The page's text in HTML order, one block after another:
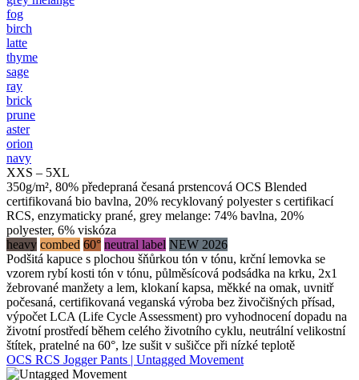
fog
birch
latte
thyme
sage
ray
brick
prune
aster
orion
navy
XXS – 5XL
350g/m², 80% předepraná česaná prstencová OCS Blended
certifikovaná bio bavlna, 20% recyklovaný polyester s certifikací
RCS, enzymaticky prané, grey melange: 74% bavlna, 20%
polyester, 6% viskóza
heavy combed 60° neutral label NEW 2026
Podšitá kapuce s plochou šňůrkou tón v tónu, krční lemovka se
vzorem rybí kosti tón v tónu, půlměsícová podsádka na krku, 2x1
žebrované manžety a lem, klokaní kapsa, měkké na omak, uvnitř
počesaná, certifikovaná veganská výroba bez živočišných přísad,
výpočet LCA (Life Cycle Assessment) pro vyhodnocení dopadu na
životní prostředí během celého životního cyklu, neutrální velikostní
štítek, pratelné na 60°, lze sušit v sušičce při nízké teplotě
OCS RCS Jogger Pants | Untagged Movement